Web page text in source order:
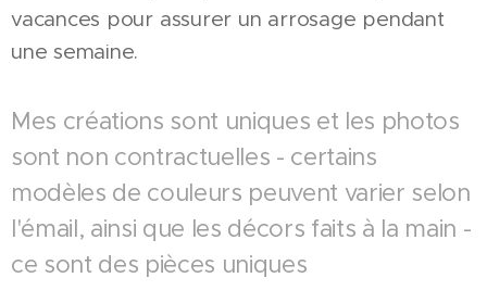
vacances pour assurer un arrosage pendant
une semaine.
Mes créations sont uniques et les photos
sont non contractuelles - certains
modèles de couleurs peuvent varier selon
l'émail, ainsi que les décors faits à la main -
ce sont des pièces uniques